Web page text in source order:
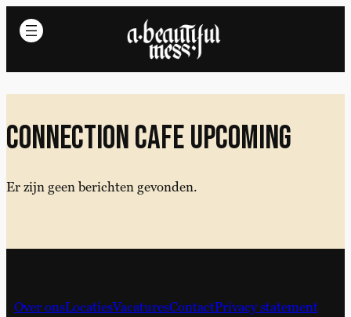
naar
inhoud
Connection cafe upcoming
Er zijn geen berichten gevonden.
Over onsLocatiesVacaturesContactPrivacy statement